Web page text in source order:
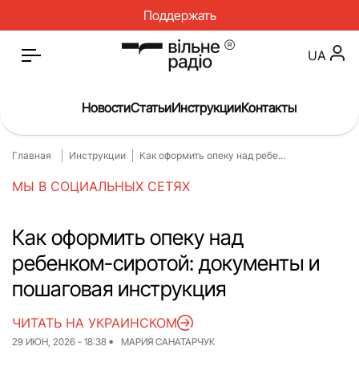
Поддержать
Главная
Новости
О нас
Инструкции
Спорт
Интервью
Досье
Репортаж
Блог
Проекты
UA
НовостиСтатьиИнструкцииКонтакты
Главная Инструкции Как оформить опеку над ребе...
МЫ В СОЦИАЛЬНЫХ СЕТЯХ
Как оформить опеку над
ребенком-сиротой: документы и
пошаговая инструкция
29 ИЮН, 2026 - 18:38 МАРИЯ САНАТАРЧУК
ЧИТАТЬ НА УКРАИНСКОМ